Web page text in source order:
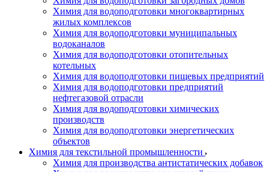
Химия для водоподготовки многоквартирных
жилых комплексов
Химия для водоподготовки муниципальных
водоканалов
Химия для водоподготовки отопительных
котельных
Химия для водоподготовки пищевых предприятий
Химия для водоподготовки предприятий
нефтегазовой отрасли
Химия для водоподготовки химических
производств
Химия для водоподготовки энергетических
объектов
Химия для текстильной промышленности
Химия для производства антистатических добавок